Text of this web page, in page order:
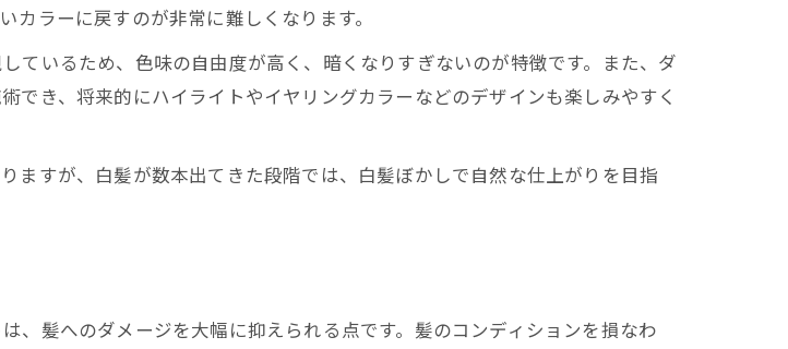
ラーに戻すのが非常に難しくなります。
ているため、色味の自由度が高く、暗くなりすぎないのが特徴です。また、ダ
でき、将来的にハイライトやイヤリングカラーなどのデザインも楽しみやすく
ますが、白髪が数本出てきた段階では、白髪ぼかしで自然な仕上がりを目指
、髪へのダメージを大幅に抑えられる点です。髪のコンディションを損なわ